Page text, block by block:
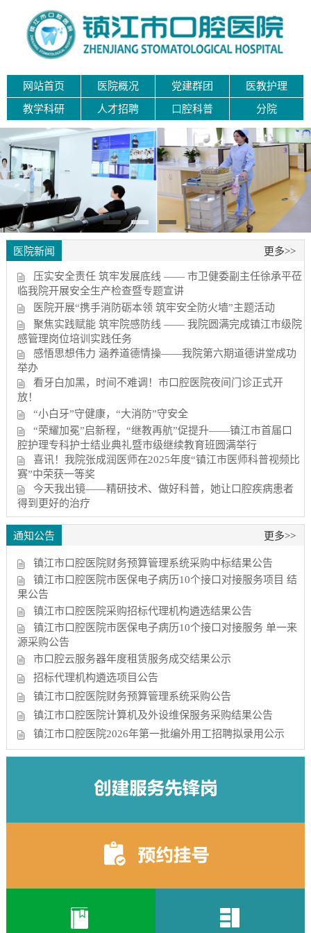
网站首页 医院概况 党建群团 医教护理
教学科研 人才招聘 口腔科普 分院
医院新闻 更多>>
压实安全责任 筑牢发展底线 —— 市卫健委副主任徐承平莅
临我院开展安全生产检查暨专题宣讲
医院开展“携手消防砺本领 筑牢安全防火墙”主题活动
聚焦实践赋能 筑牢院感防线 —— 我院圆满完成镇江市级院
感管理岗位培训实践任务
感悟思想伟力 涵养道德情操——我院第六期道德讲堂成功
举办
看牙白加黑，时间不难调！市口腔医院夜间门诊正式开
放！
“小白牙”守健康，“大消防”守安全
“荣耀加冕”启新程，“继教再航”促提升——镇江市首届口
腔护理专科护士结业典礼暨市级继续教育班圆满举行
喜讯！我院张成润医师在2025年度“镇江市医师科普视频比
赛”中荣获一等奖
今天我出镜——精研技术、做好科普，她让口腔疾病患者
得到更好的治疗
通知公告 更多>>
镇江市口腔医院财务预算管理系统采购中标结果公告
镇江市口腔医院市医保电子病历10个接口对接服务项目 结
果公告
镇江市口腔医院采购招标代理机构遴选结果公告
镇江市口腔医院市医保电子病历10个接口对接服务 单一来
源采购公告
市口腔云服务器年度租赁服务成交结果公示
招标代理机构遴选项目公告
镇江市口腔医院财务预算管理系统采购公告
镇江市口腔医院计算机及外设维保服务采购结果公告
镇江市口腔医院2026年第一批编外用工招聘拟录用公示